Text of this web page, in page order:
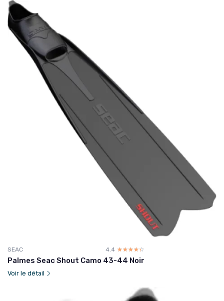
SEAC 4.4 ☆☆☆☆☆
★★★★★
Palmes Seac Shout Camo 43-44 Noir
Voir le détail